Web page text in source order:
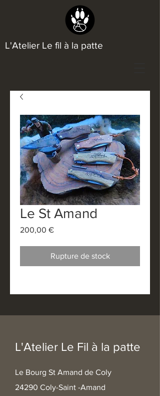
L'Atelier Le fil à la patte
Le St Amand
200,00 €Prix
Rupture de stock
L'Atelier Le Fil à la patte
Le Bourg St Amand de Coly
24290 Coly-Saint -Amand